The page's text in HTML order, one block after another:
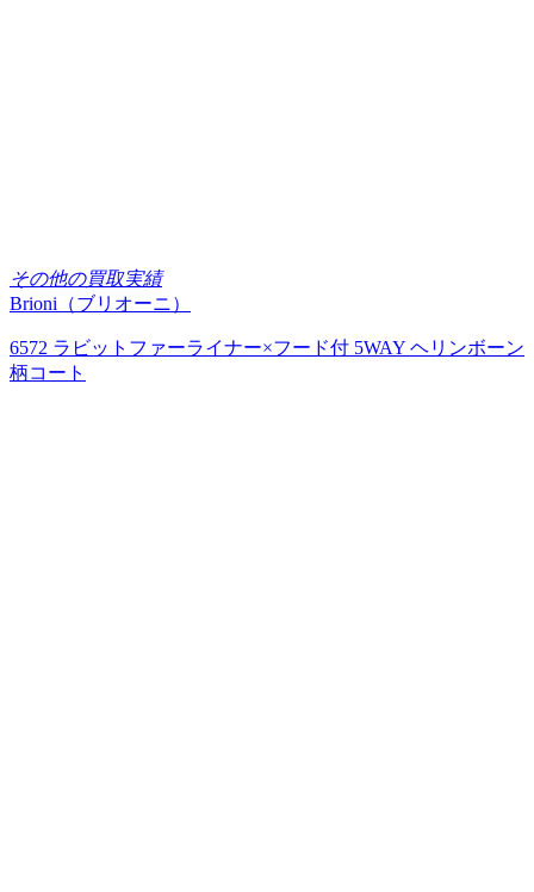
その他の買取実績
Brioni（ブリオーニ）
6572 ラビットファーライナー×フード付 5WAY ヘリンボーン
柄コート